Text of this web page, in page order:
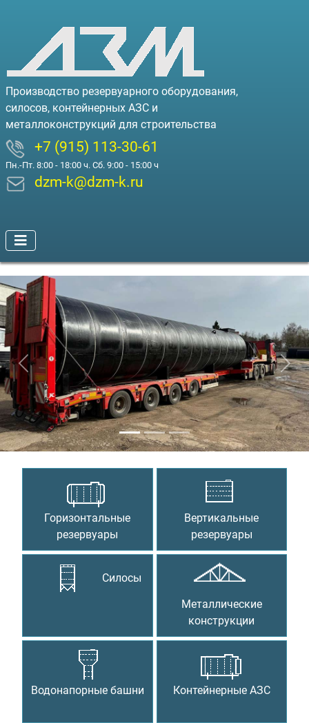
Производство резервуарного оборудования,
силосов, контейнерных АЗС и
металлоконструкций для строительства
+7 (915) 113-30-61
Пн.-Пт. 8:00 - 18:00 ч. Сб. 9:00 - 15:00 ч
dzm-k@dzm-k.ru
Предыдущий
Горизонтальные
резервуары
Вертикальные
резервуары
Силосы
Металлические
конструкции
Водонапорные башни Контейнерные АЗС